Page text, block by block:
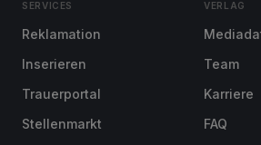
SERVICES
Reklamation
Inserieren
Trauerportal
Stellenmarkt
VERLAG
Team
Karriere
FAQ